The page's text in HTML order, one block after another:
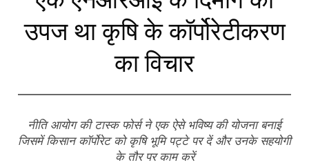
उपज था कृषि के कॉर्पोरेटीकरण
का विचार
नीति आयोग की टास्क फोर्स ने एक ऐसे भविष्य की योजना बनाई
जिसमें किसान कॉर्पोरेट को कृषि भूमि पट्टे पर दें और उनके सहयोगी
के तौर पर काम करें